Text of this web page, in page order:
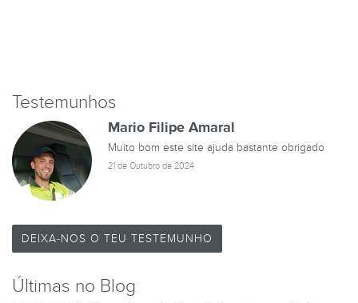
Testemunhos
Mario Filipe Amaral
Muito bom este site ajuda bastante obrigado
21 de Outubro de 2024
DEIXA-NOS O TEU TESTEMUNHO
Últimas no Blog